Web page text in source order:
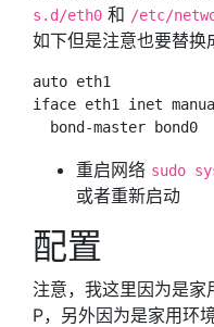
s.d/eth0 和 /etc/
如下但是注意也要替换
auto eth1
iface eth1 inet
重启网络 sudo
或者重新启动
配置
注意，我这里因为是
P，另外因为是家用环